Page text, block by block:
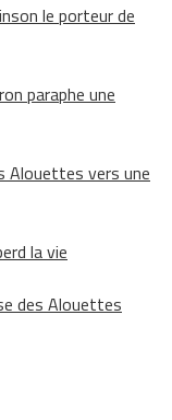
le porteur de
paraphe une
Alouettes vers une
la vie
des Alouettes